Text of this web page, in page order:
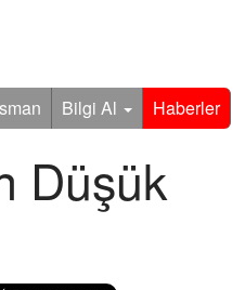
Bilgi Al Haberler
Düşük